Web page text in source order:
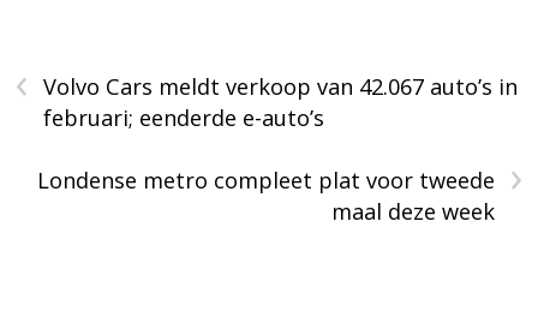
‹
Volvo Cars meldt verkoop van 42.067 auto’s in
februari; eenderde e-auto’s
›
Londense metro compleet plat voor tweede
maal deze week